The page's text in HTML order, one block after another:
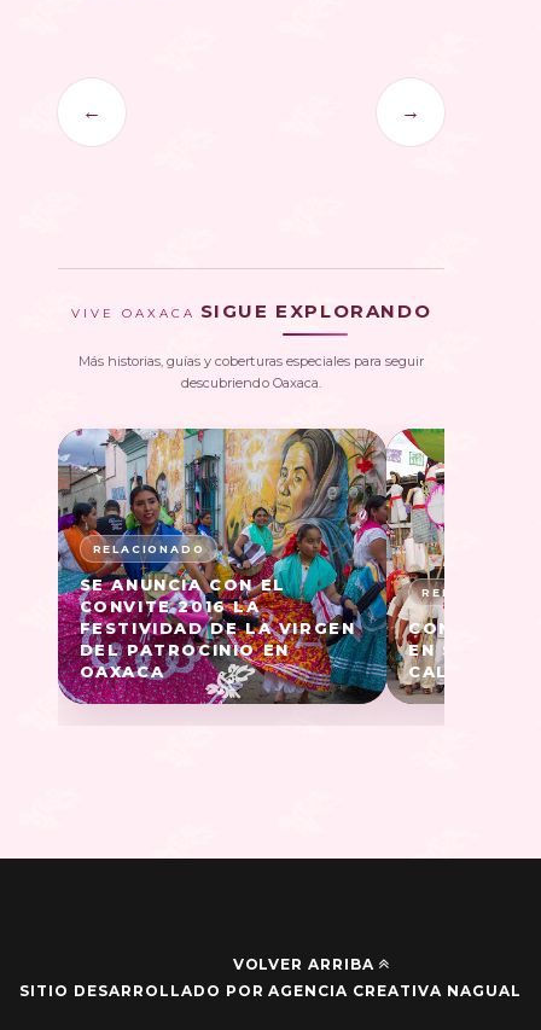
← →
VIVE OAXACA SIGUE EXPLORANDO
Más historias, guías y coberturas especiales para seguir
descubriendo Oaxaca.
SE ANUNCIA CON EL
CONVITE 2016 LA
FESTIVIDAD DE LA VIRGEN
DEL PATROCINIO EN
OAXACA
CONVITE
EN SAN
CAL,
VOLVER ARRIBA
SITIO DESARROLLADO POR AGENCIA CREATIVA NAGUAL